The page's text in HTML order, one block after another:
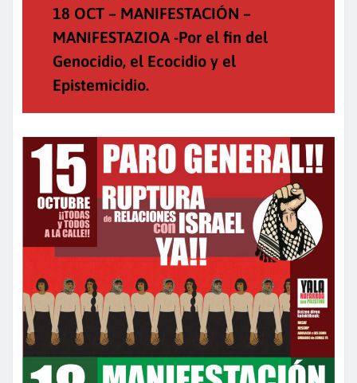
18 OCT – MANIFESTACIÓN –
MANIFESTAZIOA -Por el fin del
Genocidio, el Ecocidio y el
Epistemicidio.